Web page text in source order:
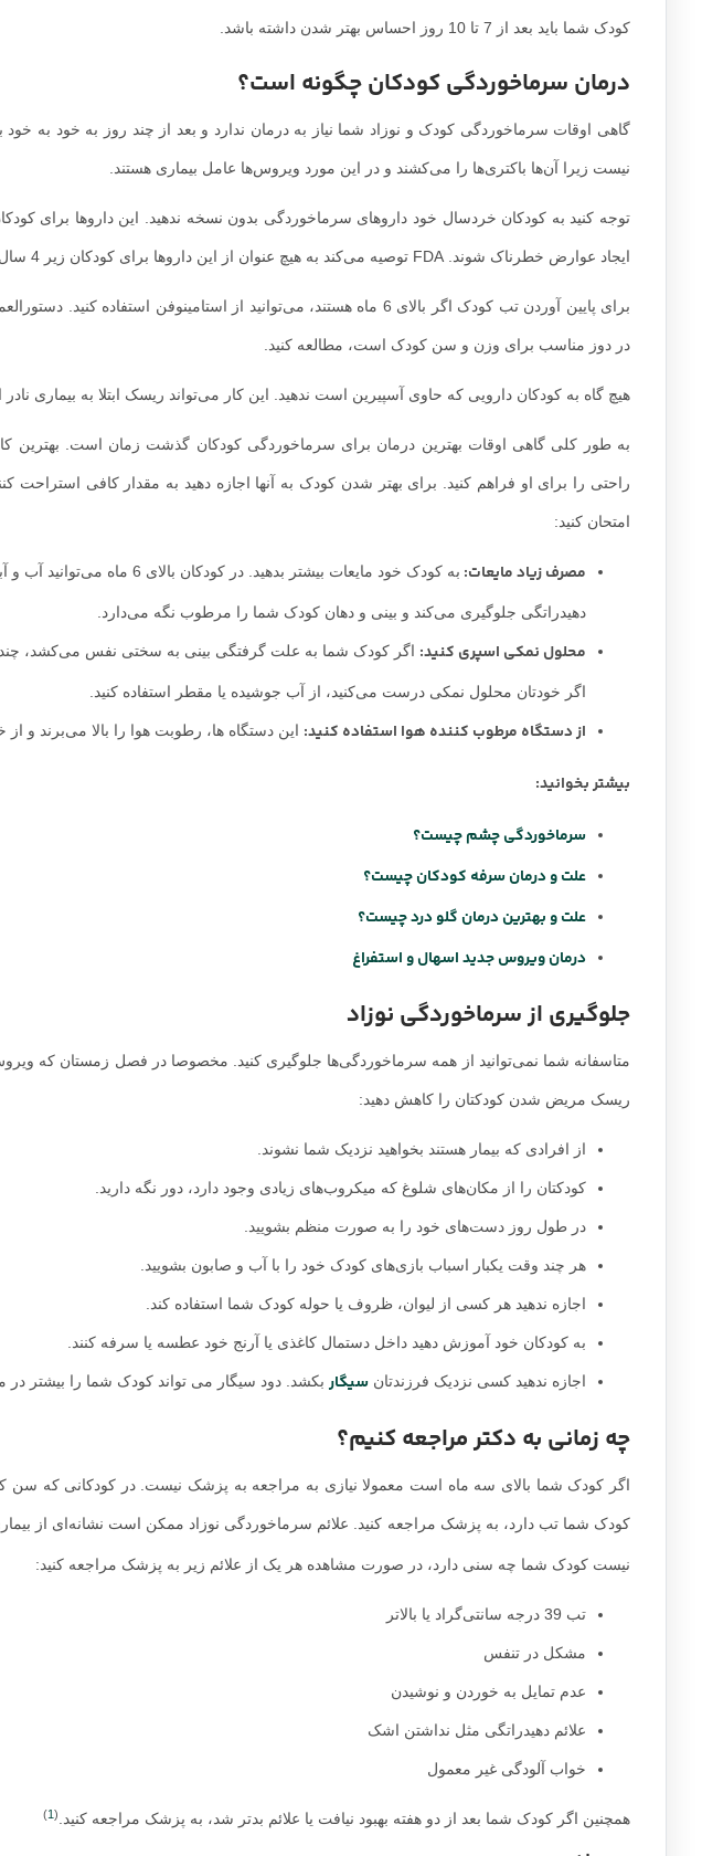
کودک شما باید بعد از 7 تا 10 روز احساس بهتر شدن داشته باشد.
درمان سرماخوردگی کودکان چگونه است؟
گاهی اوقات سرماخوردگی کودک و نوزاد شما نیاز به درمان ندارد و بعد از چند روز به خود به
نیست زیرا آن‌ها باکتری‌ها را می‌کشند و در این مورد ویروس‌ها عامل بیماری هستند.
ایجاد عوارض خطرناک شوند. FDA توصیه می‌کند به هیچ عنوان از این داروها برای کودکان زیر 4 سال استفاده نکنید.
برای پایین آوردن تب کودک اگر بالای 6 ماه هستند، می‌توانید از استامینوفن
در دوز مناسب برای وزن و سن کودک است، مطالعه کنید.
هیچ گاه به کودکان دارویی که حاوی آسپیرین است ندهید. این کار می‌تواند ریسک ابتلا به بیماری
به طور کلی گاهی اوقات بهترین درمان برای سرماخوردگی کودکان گذشت زمان است. بهترین
راحتی را برای او فراهم کنید. برای بهتر شدن کودک به آنها اجازه دهید به مقدار کافی
امتحان کنید:
مصرف زیاد مایعات: به کودک خود مایعات بیشتر بدهید.
دهیدراتگی جلوگیری می‌کند و بینی و دهان کودک شما را مرطوب نگه می‌دارد.
محلول نمکی اسپری کنید: اگر کودک شما به علت گرفتگی بینی به سختی نفس می‌کشد، چند
اگر خودتان محلول نمکی درست می‌کنید، از آب جوشیده یا مقطر استفاده کنید.
از دستگاه مرطوب کننده هوا استفاده کنید: این دستگاه ها، رطوبت هوا را بالا می‌برند
بیشتر بخوانید:
سرماخوردگی چشم چیست؟
علت و درمان سرفه کودکان چیست؟
علت و بهترین درمان گلو درد چیست؟
درمان ویروس جدید اسهال و استفراغ
جلوگیری از سرماخوردگی نوزاد
متاسفانه شما نمی‌توانید از همه سرماخوردگی‌ها جلوگیری کنید. مخصوصا در فصل زمستان که
ریسک مریض شدن کودکتان را کاهش دهید:
از افرادی که بیمار هستند بخواهید نزدیک شما نشوند.
کودکتان را از مکان‌های شلوغ که میکروب‌های زیادی وجود دارد، دور نگه دارید.
در طول روز دست‌های خود را به صورت منظم بشویید.
هر چند وقت یکبار اسباب بازی‌های کودک خود را با آب و صابون بشویید.
اجازه ندهید هر کسی از لیوان، ظروف یا حوله کودک شما استفاده کند.
به کودکان خود آموزش دهید داخل دستمال کاغذی یا آرنج خود عطسه یا سرفه کنند.
اجازه ندهید کسی نزدیک فرزندتان سیگار بکشد. دود سیگار می تواند کودک شما را بیشتر در
چه زمانی به دکتر مراجعه کنیم؟
اگر کودک شما بالای سه ماه است معمولا نیازی به مراجعه به پزشک نیست. در کودکانی که
کودک شما تب دارد، به پزشک مراجعه کنید. علائم سرماخوردگی نوزاد ممکن است نشانه‌ای از
نیست کودک شما چه سنی دارد، در صورت مشاهده هر یک از علائم زیر به پزشک مراجعه کنید:
تب 39 درجه سانتی‌گراد یا بالاتر
مشکل در تنفس
عدم تمایل به خوردن و نوشیدن
علائم دهیدراتگی مثل نداشتن اشک
خواب آلودگی غیر معمول
همچنین اگر کودک شما بعد از دو هفته بهبود نیافت یا علائم بدتر شد، به پزشک مراجعه کنید. (
1
)